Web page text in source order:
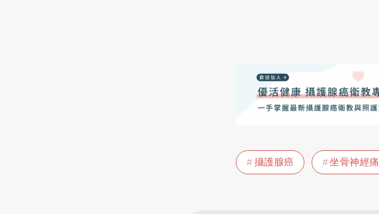
攝護腺癌 坐骨神經痛